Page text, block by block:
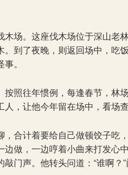
场。这座伐木场位于深山老
到了夜晚，则返回场中，吃
。
照往年惯例，每逢春节，林
，让他今年留在场中，看场查
计着要给自己做顿饺子吃，
做，一边哼着小曲来打发心
门声。他转头问道：“谁啊？”